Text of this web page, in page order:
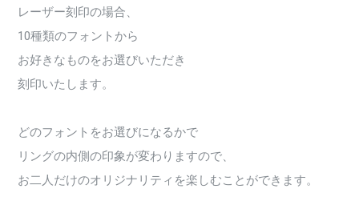
レーザー刻印の場合、
10種類のフォントから
お好きなものをお選びいただき
刻印いたします。
どのフォントをお選びになるかで
リングの内側の印象が変わりますので、
お二人だけのオリジナリティを楽しむことができます。